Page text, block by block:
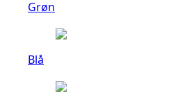
Grøn
Blå